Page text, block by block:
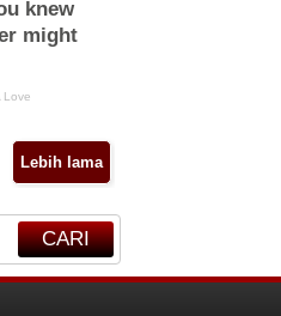
Lebih lama
CARI